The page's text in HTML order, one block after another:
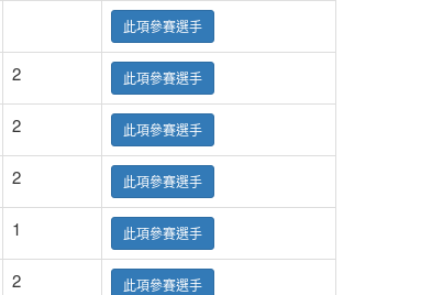
此項參賽選手
2 此項參賽選手
2 此項參賽選手
2 此項參賽選手
1 此項參賽選手
2 此項參賽選手